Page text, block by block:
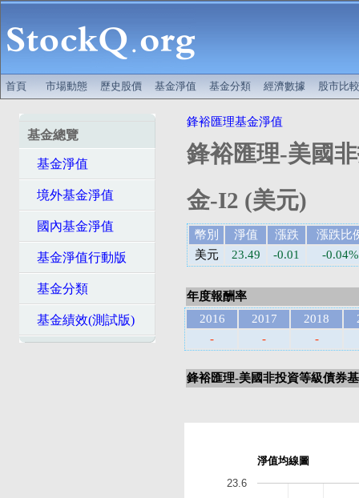
首頁 市場動態 歷史股價 基金淨值 基金分類 經濟數據 股市比較
基金總覽
基金淨值
境外基金淨值
國內基金淨值
基金淨值行動版
基金分類
基金績效(測試版)
鋒裕匯理基金淨值
鋒裕匯理-美國
金-I2 (美元)
幣別 淨值 漲跌
漲跌比
美元
23.49 -0.01 -0.04%
年度報酬率
2016
2017 2018
-
- -
鋒裕匯理-美國非投資等級債券
淨值均線圖
23.6